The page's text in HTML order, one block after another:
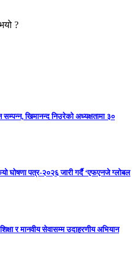
?
खिमानन्द निउरेको अध्यक्षतामा ३०
घोषणा पत्र-२०२६ जारी गर्दै ‘एफएनजे ग्लोबल
र मानवीय सेवासम्म उदाहरणीय अभियान